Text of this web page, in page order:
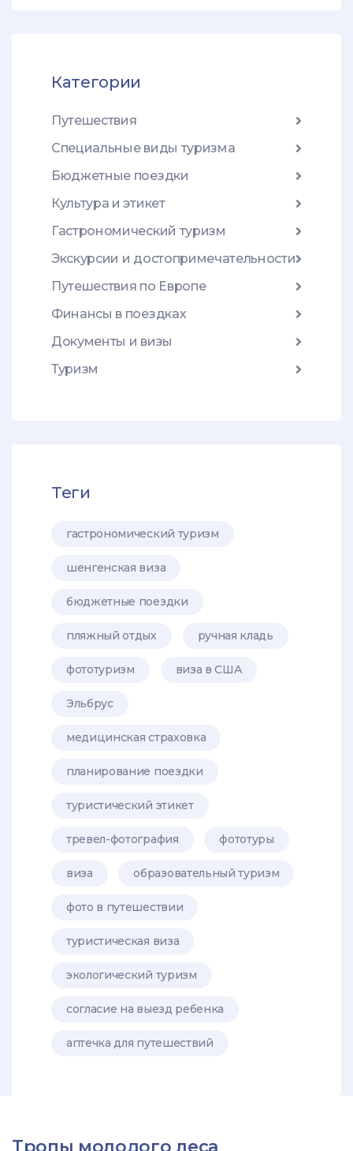
Категории
Путешествия
Специальные виды туризма
Бюджетные поездки
Культура и этикет
Гастрономический туризм
Экскурсии и достопримечательности
Путешествия по Европе
Финансы в поездках
Документы и визы
Туризм
Теги
гастрономический туризм
шенгенская виза
бюджетные поездки
пляжный отдых ручная кладь
фототуризм виза в США
Эльбрус
медицинская страховка
планирование поездки
туристический этикет
тревел-фотография фототуры
виза образовательный туризм
фото в путешествии
туристическая виза
экологический туризм
согласие на выезд ребенка
аптечка для путешествий